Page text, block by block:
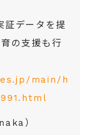
証データを提
の支援も行
main/h
）